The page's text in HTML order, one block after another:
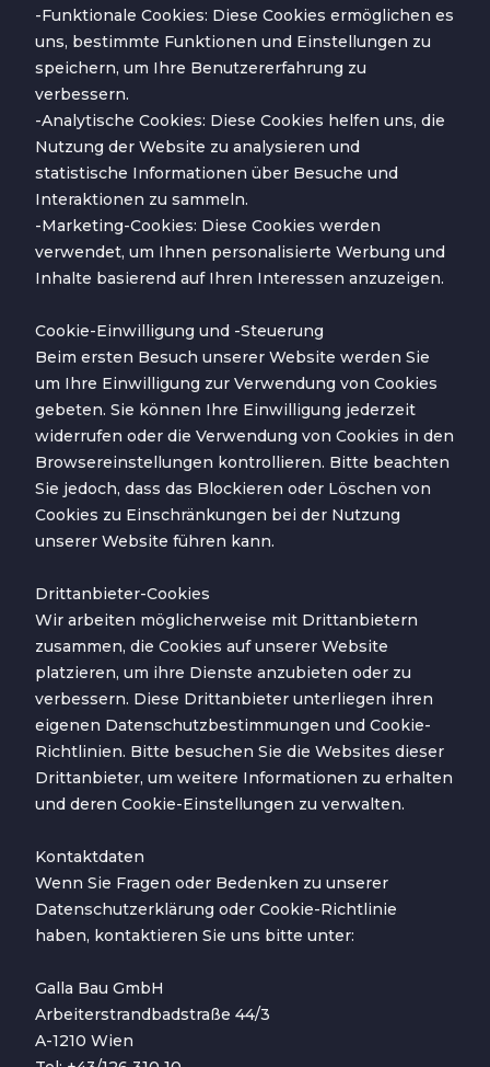
-Funktionale Cookies: Diese Cookies ermöglichen es
uns, bestimmte Funktionen und Einstellungen zu
speichern, um Ihre Benutzererfahrung zu
verbessern.
-Analytische Cookies: Diese Cookies helfen uns, die
Nutzung der Website zu analysieren und
statistische Informationen über Besuche und
Interaktionen zu sammeln.
-Marketing-Cookies: Diese Cookies werden
verwendet, um Ihnen personalisierte Werbung und
Inhalte basierend auf Ihren Interessen anzuzeigen.
Cookie-Einwilligung und -Steuerung
Beim ersten Besuch unserer Website werden Sie
um Ihre Einwilligung zur Verwendung von Cookies
gebeten. Sie können Ihre Einwilligung jederzeit
widerrufen oder die Verwendung von Cookies in den
Browsereinstellungen kontrollieren. Bitte beachten
Sie jedoch, dass das Blockieren oder Löschen von
Cookies zu Einschränkungen bei der Nutzung
unserer Website führen kann.
Drittanbieter-Cookies
Wir arbeiten möglicherweise mit Drittanbietern
zusammen, die Cookies auf unserer Website
platzieren, um ihre Dienste anzubieten oder zu
verbessern. Diese Drittanbieter unterliegen ihren
eigenen Datenschutzbestimmungen und Cookie-
Richtlinien. Bitte besuchen Sie die Websites dieser
Drittanbieter, um weitere Informationen zu erhalten
und deren Cookie-Einstellungen zu verwalten.
Kontaktdaten
Wenn Sie Fragen oder Bedenken zu unserer
Datenschutzerklärung oder Cookie-Richtlinie
haben, kontaktieren Sie uns bitte unter:
Galla Bau GmbH
Arbeiterstrandbadstraße 44/3
A-1210 Wien